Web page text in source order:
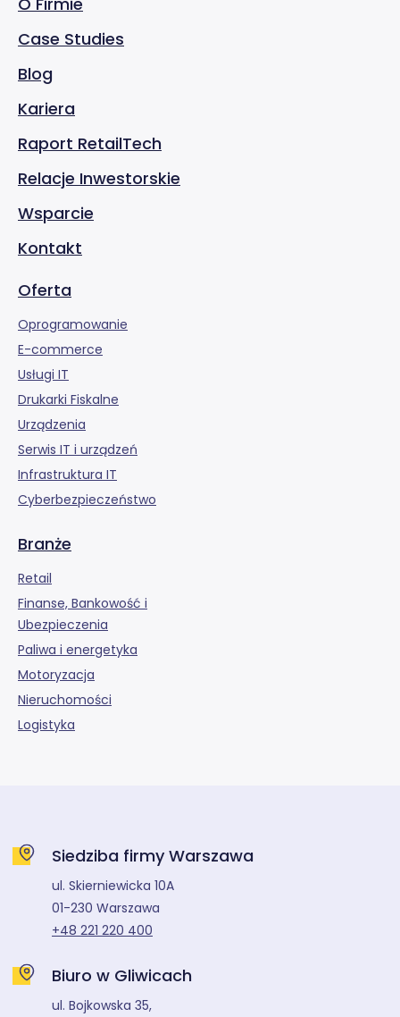
Case Studies
Blog
Kariera
Raport RetailTech
Relacje Inwestorskie
Wsparcie
Kontakt
Oferta
Oprogramowanie
E-commerce
Usługi IT
Drukarki Fiskalne
Urządzenia
Serwis IT i urządzeń
Infrastruktura IT
Cyberbezpieczeństwo
Branże
Retail
Finanse, Bankowość i
Ubezpieczenia
Paliwa i energetyka
Motoryzacja
Nieruchomości
Logistyka
Siedziba firmy Warszawa
ul. Skierniewicka 10A
01-230 Warszawa
+48 221 220 400
Biuro w Gliwicach
ul. Bojkowska 35,